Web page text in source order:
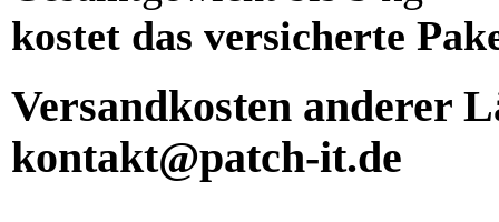
kostet das versicherte
Versandkosten anderer
kontakt@patch-it.de